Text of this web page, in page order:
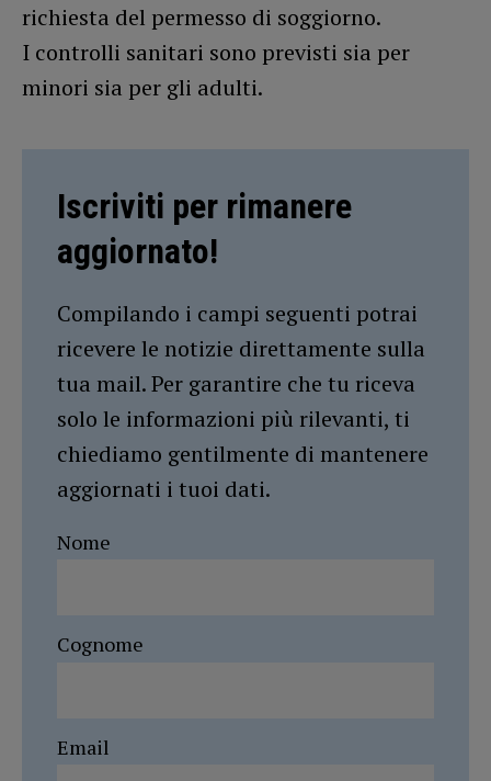
richiesta del permesso di soggiorno.
I controlli sanitari sono previsti sia per
minori sia per gli adulti.
Iscriviti per rimanere
aggiornato!
Compilando i campi seguenti potrai
ricevere le notizie direttamente sulla
tua mail. Per garantire che tu riceva
solo le informazioni più rilevanti, ti
chiediamo gentilmente di mantenere
aggiornati i tuoi dati.
Nome
Cognome
Email